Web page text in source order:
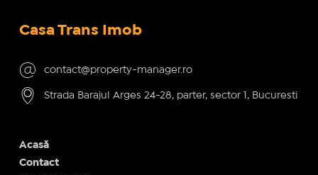
Casa Trans Imob
contact@property-manager.ro
Strada Barajul Arges 24-28, parter, sector 1, Bucuresti
Acasă
Contact